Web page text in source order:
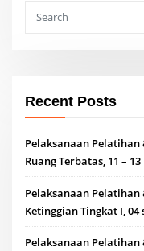
Recent Posts
Pelaksanaan Pelatihan
Ruang Terbatas, 11 –
Pelaksanaan Pelatihan
Ketinggian Tingkat I,
Pelaksanaan